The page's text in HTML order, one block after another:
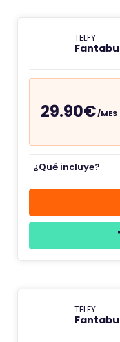
TELFY
29.90€/MES
¿Qué incluye?
TELFY